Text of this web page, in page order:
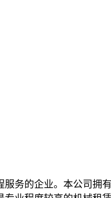
务的企业。本公司拥